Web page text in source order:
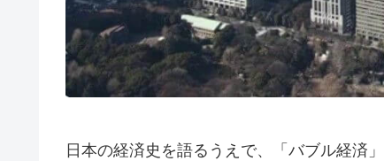
日本の経済史を語るうえで、「バブル経済